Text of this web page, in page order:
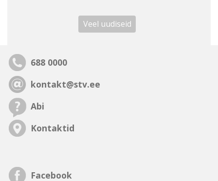
Veel uudiseid
688 0000
kontakt@stv.ee
Abi
Kontaktid
Facebook